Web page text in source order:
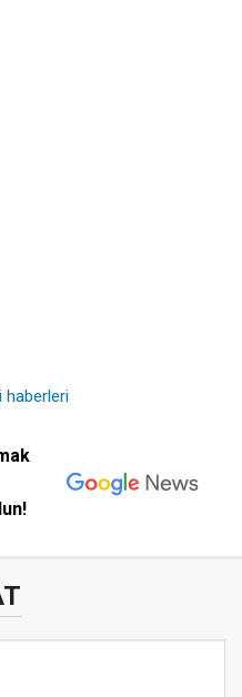
haberleri